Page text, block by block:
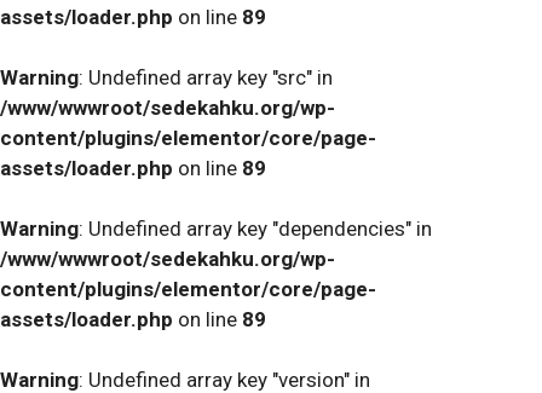
assets/loader.php on line 89
Warning: Undefined array key "src" in
/www/wwwroot/sedekahku.org/wp-
content/plugins/elementor/core/page-
assets/loader.php on line 89
Warning: Undefined array key "dependencies" in
/www/wwwroot/sedekahku.org/wp-
content/plugins/elementor/core/page-
assets/loader.php on line 89
Warning: Undefined array key "version" in